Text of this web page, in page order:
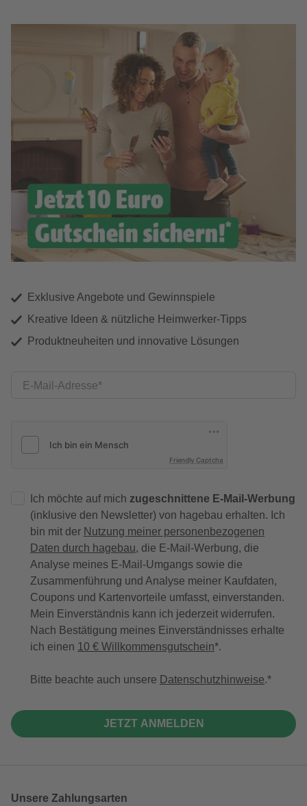
Exklusive Angebote und Gewinnspiele
Kreative Ideen & nützliche Heimwerker-Tipps
Produktneuheiten und innovative Lösungen
E-Mail-Adresse
Friendly Captcha
Ich möchte auf mich zugeschnittene E-Mail-Werbung
(inklusive den Newsletter) von hagebau erhalten. Ich
bin mit der Nutzung meiner personenbezogenen
Daten durch hagebau, die E-Mail-Werbung, die
Analyse meines E-Mail-Umgangs sowie die
Zusammenführung und Analyse meiner Kaufdaten,
Coupons und Kartenvorteile umfasst, einverstanden.
Mein Einverständnis kann ich jederzeit widerrufen.
Nach Bestätigung meines Einverständnisses erhalte
ich einen 10 € Willkommensgutschein*.
Bitte beachte auch unsere Datenschutzhinweise.
JETZT ANMELDEN
Unsere Zahlungsarten